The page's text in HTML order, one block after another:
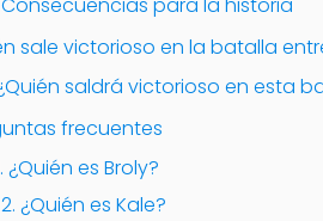
Consecuencias para la historia
sale victorioso en la batalla
saldrá victorioso en esta
frecuentes
¿Quién es Broly?
2. ¿Quién es Kale?